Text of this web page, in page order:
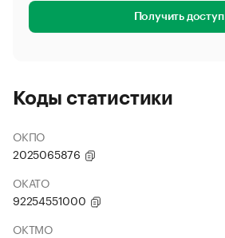
Получить доступ
Коды статистики
ОКПО
2025065876
ОКАТО
92254551000
ОКТМО